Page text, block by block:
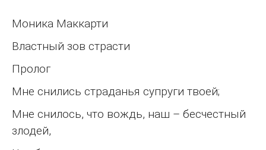
Моника Маккарти
Властный зов страсти
Пролог
Мне снились страданья супруги твоей;
Мне снилось, что вождь, наш – бесчестный
злодей,